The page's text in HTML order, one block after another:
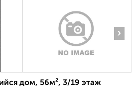
›
дом, 56м², 3/19 этаж